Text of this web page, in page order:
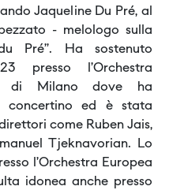
Jaqueline Du Pré, al
- melologo sulla
Pré”. Ha sostenuto
presso l’Orchestra
di Milano dove ha
ed è stata
come Ruben Jais,
Tjeknavorian. Lo
l’Orchestra Europea
idonea anche presso